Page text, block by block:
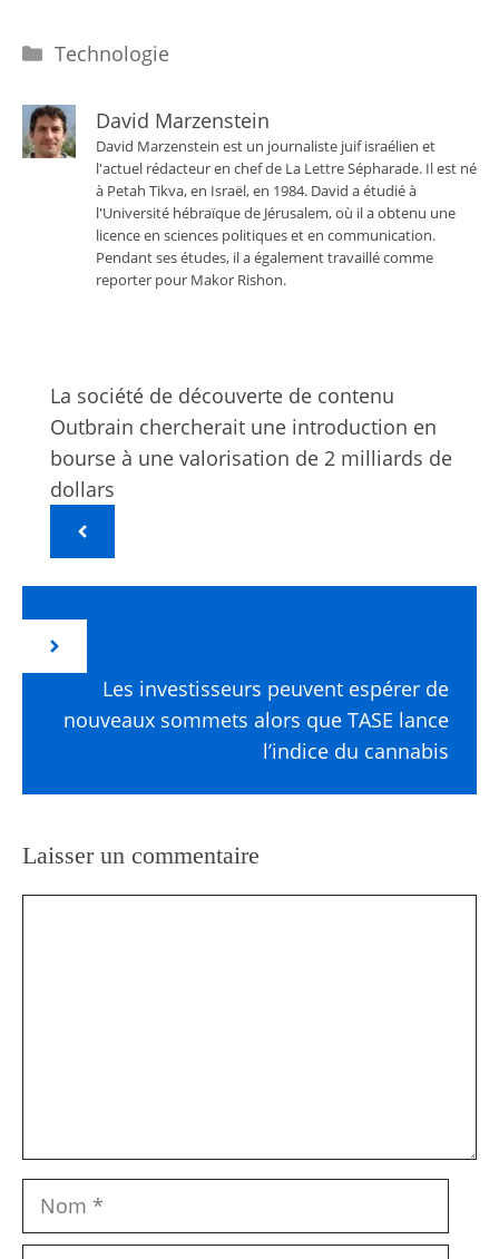
Catégories
Technologie
David Marzenstein
David Marzenstein est un journaliste juif israélien et
l'actuel rédacteur en chef de La Lettre Sépharade. Il est né
à Petah Tikva, en Israël, en 1984. David a étudié à
l'Université hébraïque de Jérusalem, où il a obtenu une
licence en sciences politiques et en communication.
Pendant ses études, il a également travaillé comme
reporter pour Makor Rishon.
La société de découverte de contenu
Outbrain chercherait une introduction en
bourse à une valorisation de 2 milliards de
dollars
Les investisseurs peuvent espérer de
nouveaux sommets alors que TASE lance
l’indice du cannabis
Laisser un commentaire
Nom